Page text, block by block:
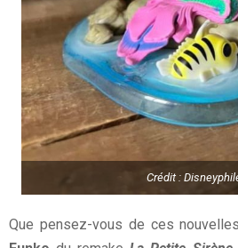
Crédit :
Que pensez-vous de ces